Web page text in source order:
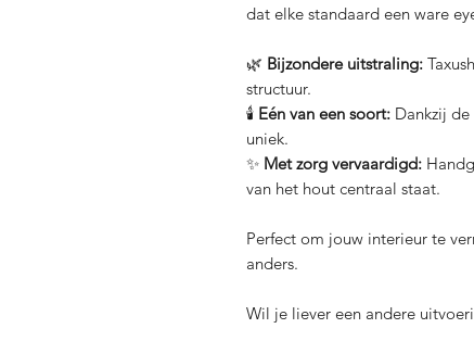
dat elke standaard een ware
🌿 Bijzondere uitstraling:
structuur.
🕯️ Eén van een soort: Dankzij
uniek.
✨ Met zorg vervaardigd:
van het hout centraal staat.
Perfect om jouw interieur te
anders.
Wil je liever een andere